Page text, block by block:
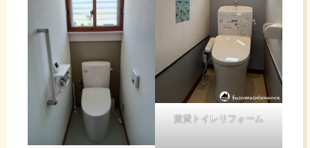
賃貸トイレリフォーム